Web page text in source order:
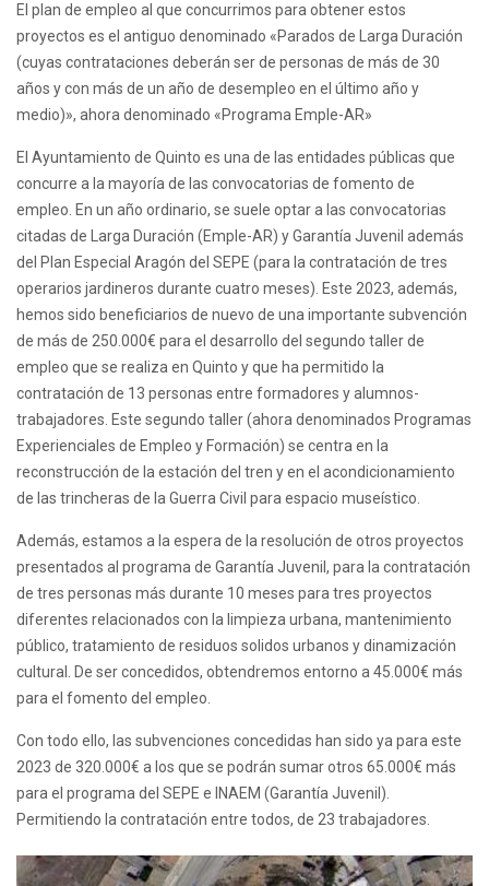
El plan de empleo al que concurrimos para obtener estos
proyectos es el antiguo denominado «Parados de Larga Duración
(cuyas contrataciones deberán ser de personas de más de 30
años y con más de un año de desempleo en el último año y
medio)», ahora denominado «Programa Emple-AR»
El Ayuntamiento de Quinto es una de las entidades públicas que
concurre a la mayoría de las convocatorias de fomento de
empleo. En un año ordinario, se suele optar a las convocatorias
citadas de Larga Duración (Emple-AR) y Garantía Juvenil además
del Plan Especial Aragón del SEPE (para la contratación de tres
operarios jardineros durante cuatro meses). Este 2023, además,
hemos sido beneficiarios de nuevo de una importante subvención
de más de 250.000€ para el desarrollo del segundo taller de
empleo que se realiza en Quinto y que ha permitido la
contratación de 13 personas entre formadores y alumnos-
trabajadores. Este segundo taller (ahora denominados Programas
Experienciales de Empleo y Formación) se centra en la
reconstrucción de la estación del tren y en el acondicionamiento
de las trincheras de la Guerra Civil para espacio museístico.
Además, estamos a la espera de la resolución de otros proyectos
presentados al programa de Garantía Juvenil, para la contratación
de tres personas más durante 10 meses para tres proyectos
diferentes relacionados con la limpieza urbana, mantenimiento
público, tratamiento de residuos solidos urbanos y dinamización
cultural. De ser concedidos, obtendremos entorno a 45.000€ más
para el fomento del empleo.
Con todo ello, las subvenciones concedidas han sido ya para este
2023 de 320.000€ a los que se podrán sumar otros 65.000€ más
para el programa del SEPE e INAEM (Garantía Juvenil).
Permitiendo la contratación entre todos, de 23 trabajadores.